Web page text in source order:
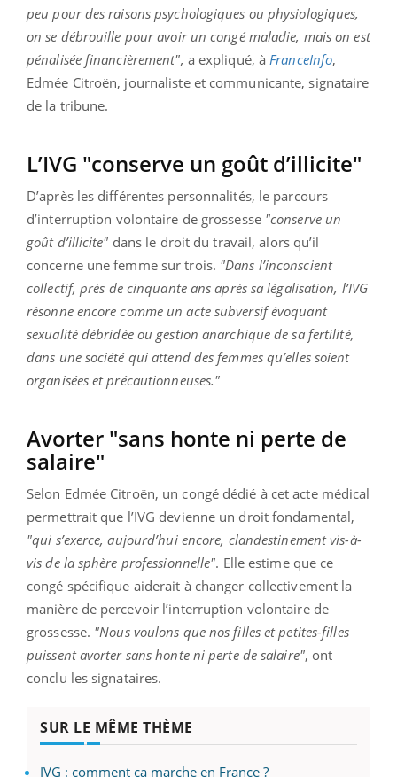
peu pour des raisons psychologiques ou physiologiques,
on se débrouille pour avoir un congé maladie, mais on est
pénalisée financièrement", a expliqué, àFranceInfo,
Edmée Citroën, journaliste et communicante, signataire
de la tribune.
L’IVG "conserve un goût d’illicite"
D’après les différentes personnalités, le parcours
d’interruption volontaire de grossesse "conserve un
goût d’illicite" dans le droit du travail, alors qu’il
concerne une femme sur trois. "Dans l’inconscient
collectif, près de cinquante ans après sa légalisation, l’IVG
résonne encore comme un acte subversif évoquant
sexualité débridée ou gestion anarchique de sa fertilité,
dans une société qui attend des femmes qu’elles soient
organisées et précautionneuses."
Avorter "sans honte ni perte de
salaire"
Selon Edmée Citroën, un congé dédié à cet acte médical
permettrait que l’IVG devienne un droit fondamental,
"qui s’exerce, aujourd’hui encore, clandestinement vis-à-
vis de la sphère professionnelle". Elle estime que ce
congé spécifique aiderait à changer collectivement la
manière de percevoir l’interruption volontaire de
grossesse. "Nous voulons que nos filles et petites-filles
puissent avorter sans honte ni perte de salaire", ont
conclu les signataires.
SUR LE MÊME THÈME
IVG : comment ça marche en France ?